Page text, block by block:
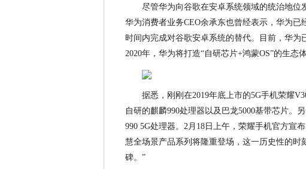
尽管华为向谷歌在安卓系统领域的统治地
华为消费者业务CEO余承东也曾经表示，华为
时间内完成对谷歌安卓系统的替代。目前，华为
2020年，华为将打造“自研芯片+鸿蒙OS”的生态体
据悉，刚刚在2019年底上市的5G手机荣耀
自研的麒麟990处理器以及巴龙5000基带芯片。
990 5G处理器。2月18日上午，荣耀手机官方宣
慧全场景产品系列将隆重登场，这一历史性的
碑。”